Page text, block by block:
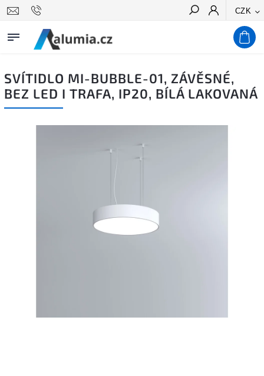
CZK
Hledat
SVÍTIDLO MI-BUBBLE-01, ZÁVĚSNÉ,
BEZ LED I TRAFA, IP20, BÍLÁ LAKOVANÁ